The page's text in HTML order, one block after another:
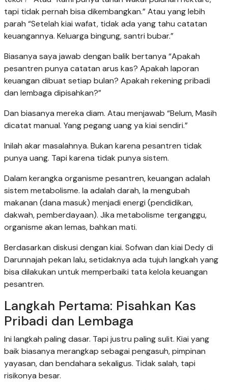
tapi tidak pernah bisa dikembangkan.” Atau yang lebih
parah “Setelah kiai wafat, tidak ada yang tahu catatan
keuangannya. Keluarga bingung, santri bubar.”
Biasanya saya jawab dengan balik bertanya “Apakah
pesantren punya catatan arus kas? Apakah laporan
keuangan dibuat setiap bulan? Apakah rekening pribadi
dan lembaga dipisahkan?”
Dan biasanya mereka diam. Atau menjawab “Belum, Masih
dicatat manual. Yang pegang uang ya kiai sendiri.”
Inilah akar masalahnya. Bukan karena pesantren tidak
punya uang. Tapi karena tidak punya sistem.
Dalam kerangka organisme pesantren, keuangan adalah
sistem metabolisme. Ia adalah darah, Ia mengubah
makanan (dana masuk) menjadi energi (pendidikan,
dakwah, pemberdayaan). Jika metabolisme terganggu,
organisme akan lemas, bahkan mati.
Berdasarkan diskusi dengan kiai. Sofwan dan kiai Dedy di
Darunnajah pekan lalu, setidaknya ada tujuh langkah yang
bisa dilakukan untuk memperbaiki tata kelola keuangan
pesantren.
Langkah Pertama: Pisahkan Kas
Pribadi dan Lembaga
Ini langkah paling dasar. Tapi justru paling sulit. Kiai yang
baik biasanya merangkap sebagai pengasuh, pimpinan
yayasan, dan bendahara sekaligus. Tidak salah, tapi
risikonya besar.